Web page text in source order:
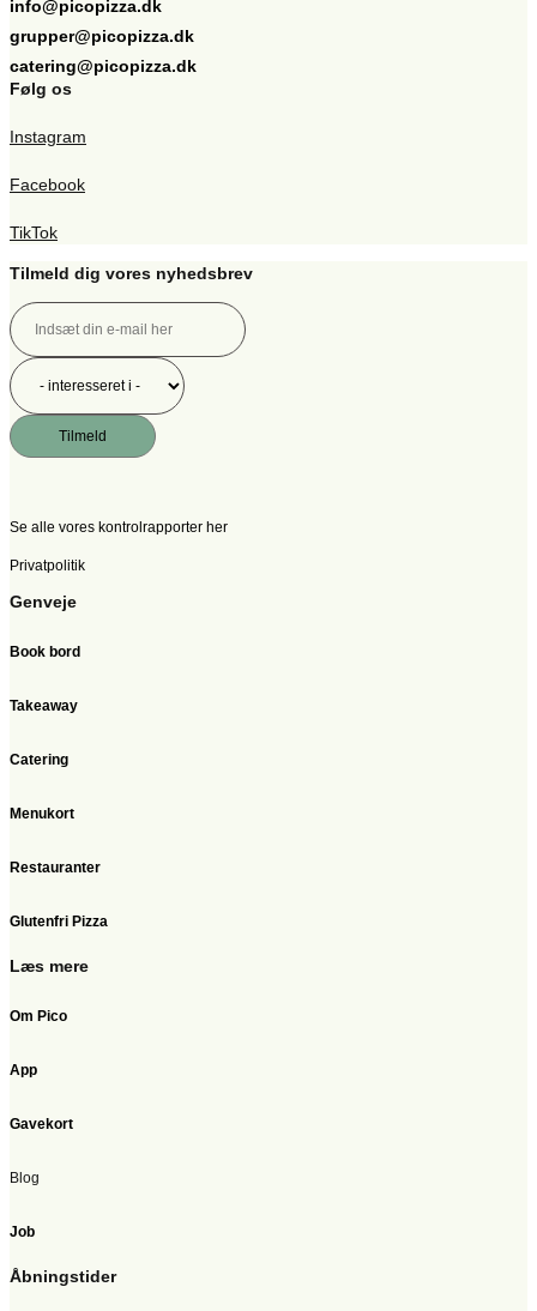
info@picopizza.dk
grupper@picopizza.dk
catering@picopizza.dk
Følg os
Instagram
Facebook
TikTok
Tilmeld dig vores nyhedsbrev
Tilmeld
Se alle vores kontrolrapporter her
Privatpolitik
Genveje
Book bord
Takeaway
Catering
Menukort
Restauranter
Glutenfri Pizza
Læs mere
Om Pico
App
Gavekort
Blog
Job
Åbningstider